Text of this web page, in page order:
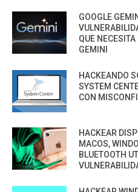
GOOGLE
QUE
GEMINI
HACKEANDO
SYSTEM
CON
HACKEAR
MACOS,
BLUETOOTH